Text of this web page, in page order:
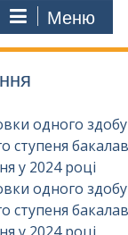
Меню
одного
ступеня
у 2024році
одного
ступеня